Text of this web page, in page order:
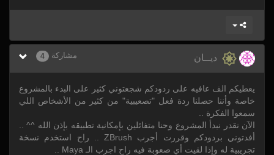
ديــان مشاركة 4
يعطيكم الف عافيه على ردودكم شجعتوني كثير على البدء بالمشروع
خاصة وأننا حصلنا ردة فعل "تصعيبية" من كثير من الأشخاص اللي
سمعوا الفكرة ..
الآن نقدر نبدأ المشروع وحنا متفائلين بإمكانية تطبيقه بإذن الله ^^ ..
أفدتوني بردودكم وقررت أجرب ZBrush .. راح استخدم نسخة
تجريبية له وإذا لقيت أي صعوبة فيه راح اجرب الـ Maya ..